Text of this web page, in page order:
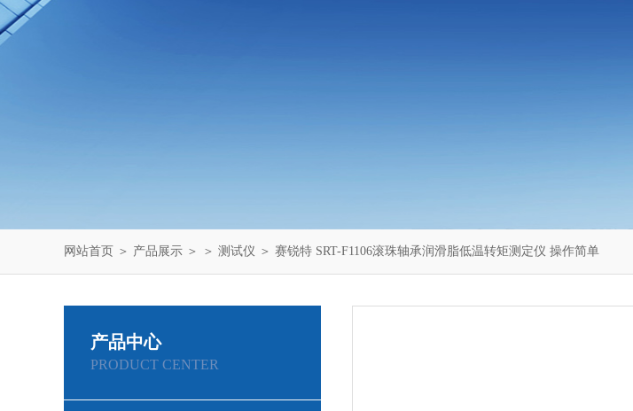
网站首页 ＞ 产品展示 ＞ ＞ 测试仪 ＞ 赛锐特 SRT-F1106滚珠轴承润滑脂低温转矩测定仪 操作简单
产品中心
PRODUCT CENTER